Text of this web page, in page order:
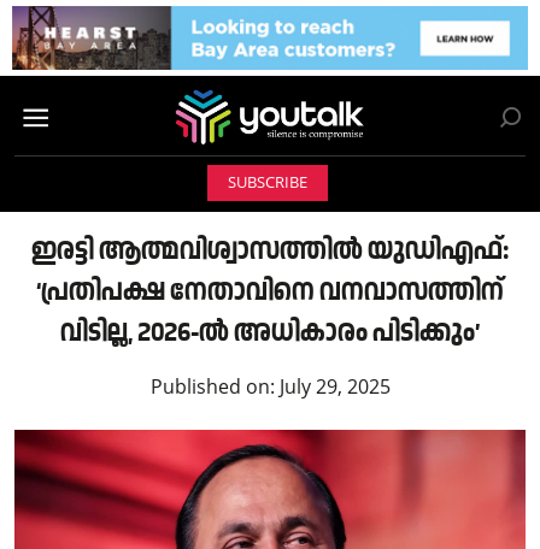
SUBSCRIBE
ഇരട്ടി ആത്മവിശ്വാസത്തിൽ യുഡിഎഫ്:
‘പ്രതിപക്ഷ നേതാവിനെ വനവാസത്തിന്
വിടില്ല, 2026-ൽ അധികാരം പിടിക്കും’
Published on: July 29, 2025